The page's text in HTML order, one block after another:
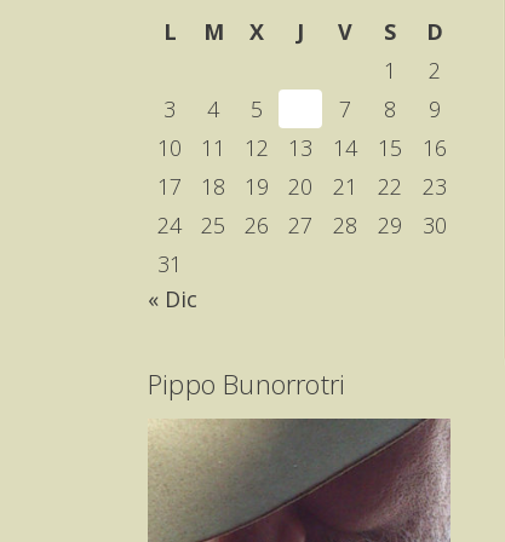
L
M X J V S
D
1
2
3
4 5 7 8
9
10
11 12 13 14 15
16
17
18 19 20 21 22
23
24
25 26 27 28 29
30
31
« Dic
Pippo Bunorrotri